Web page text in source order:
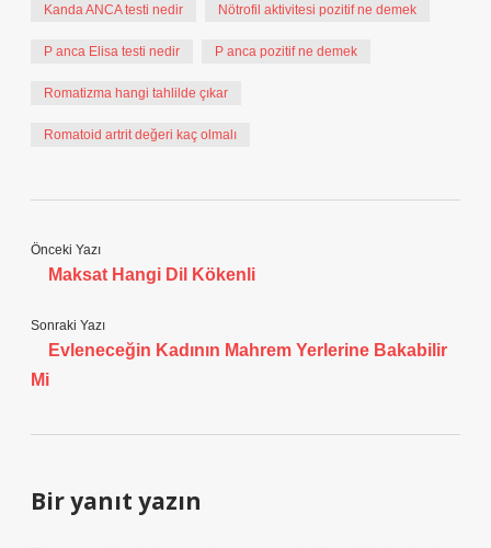
Kanda ANCA testi nedir Nötrofil aktivitesi pozitif ne demek
P anca Elisa testi nedir P anca pozitif ne demek
Romatizma hangi tahlilde çıkar
Romatoid artrit değeri kaç olmalı
Önceki Yazı
Maksat Hangi Dil Kökenli
Sonraki Yazı
Evleneceğin Kadının Mahrem Yerlerine Bakabilir
Mi
Bir yanıt yazın